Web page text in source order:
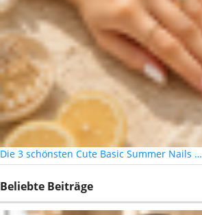
Die 3 schönsten Cute Basic Summer Nails …
Beliebte Beiträge